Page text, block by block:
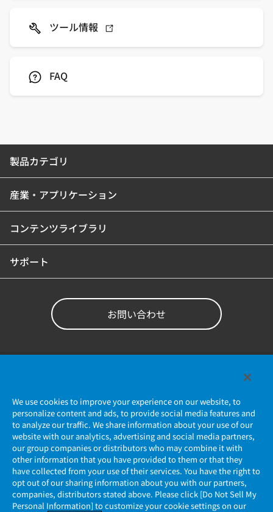
ツール情報
FAQ
製品カテゴリ
産業・アプリケーション
コンテンツライブラリ
サポート
お問い合わせ
個人情報保護ポリシー
JAE Cookie Policy
マイナンバー情報保護ポリシー
We use cookies to improve your experience on our website, to
personalize content and ads, to provide social media features and
to analyze our traffic. We share information about your use of our
website with our analytics, advertising and social media partners,
our group companies or distributors who may combine it with
other information that you have provided to them or that they
have collected from your use of their services. You have the right to
opt out of our sharing information about you with our partners,
companies, distributors stated above. Please click [Do Not Sell My
Personal Information] to customize your cookie settings on our